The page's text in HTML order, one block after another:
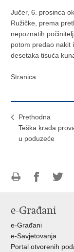
Jučer, 6. prosinca
Ružičke, prema
nepoznatih
potom predao nakit
desetaka tisuća
Stranica
Prethodna
Teška krađa
u poduzeće
FacebookuTwitteru
e-Građani
e-Građani
e-Savjetovanja
Portal otvorenih